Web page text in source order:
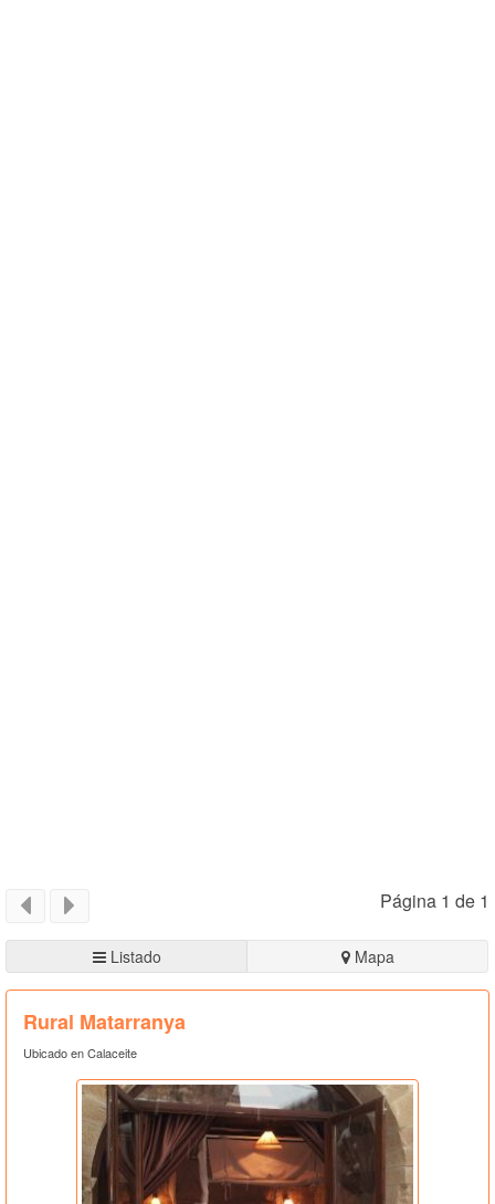
Página 1 de 1
Listado Mapa
Rural Matarranya
Ubicado en Calaceite